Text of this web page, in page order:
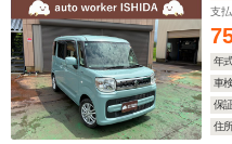
支
年
車検
保
住